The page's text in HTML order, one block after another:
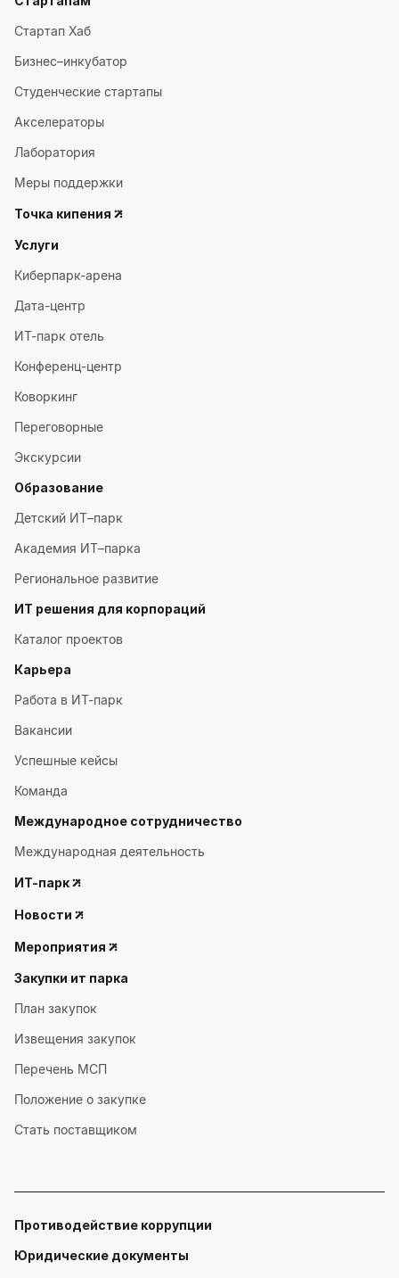
Стартап Хаб
Бизнес–инкубатор
Студенческие стартапы
Акселераторы
Лаборатория
Меры поддержки
Точка кипения
Услуги
Киберпарк-арена
Дата-центр
ИТ-парк отель
Конференц-центр
Коворкинг
Переговорные
Экскурсии
Образование
Детский ИТ–парк
Академия ИТ–парка
Региональное развитие
ИТ решения для корпораций
Каталог проектов
Карьера
Работа в ИТ-парк
Вакансии
Успешные кейсы
Команда
Международное сотрудничество
Международная деятельность
ИТ-парк
Новости
Мероприятия
Закупки ит парка
План закупок
Извещения закупок
Перечень МСП
Положение о закупке
Стать поставщиком
Противодействие коррупции
Юридические документы